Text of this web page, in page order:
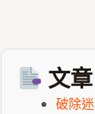
文
破除